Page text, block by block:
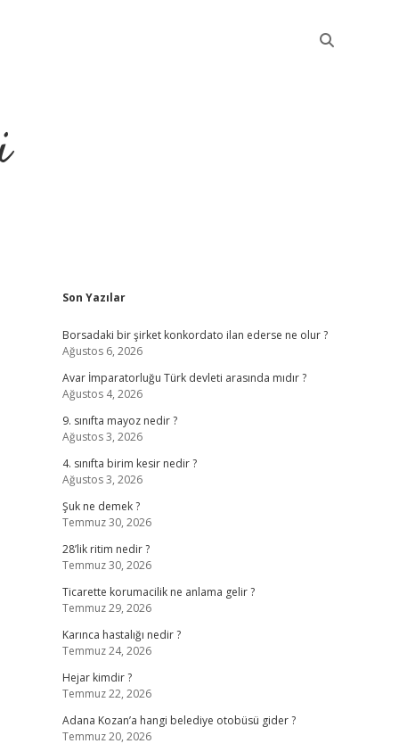
Sidebar
Son Yazılar
Borsadaki bir şirket konkordato ilan ederse ne olur ?
Ağustos 6, 2026
Avar İmparatorluğu Türk devleti arasında mıdır ?
Ağustos 4, 2026
9. sınıfta mayoz nedir ?
Ağustos 3, 2026
4. sınıfta birim kesir nedir ?
Ağustos 3, 2026
Şuk ne demek ?
Temmuz 30, 2026
28’lik ritim nedir ?
Temmuz 30, 2026
Ticarette korumacilik ne anlama gelir ?
Temmuz 29, 2026
Karınca hastalığı nedir ?
Temmuz 24, 2026
Hejar kimdir ?
Temmuz 22, 2026
Adana Kozan’a hangi belediye otobüsü gider ?
Temmuz 20, 2026